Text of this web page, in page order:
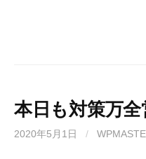
本日も対策万全
2020年5月1日 /